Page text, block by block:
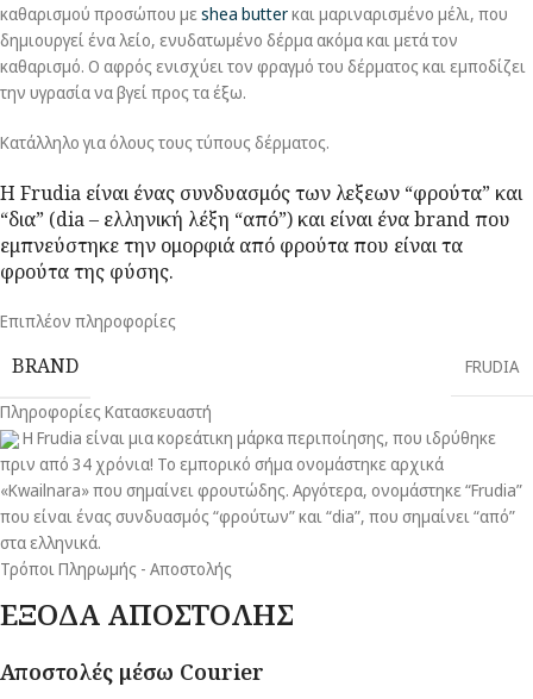
καθαρισμού προσώπου μεshea butterκαι μαριναρισμένο μέλι, που
δημιουργεί ένα λείο, ενυδατωμένο δέρμα ακόμα και μετά τον
καθαρισμό. Ο αφρός ενισχύει τον φραγμό του δέρματος και εμποδίζει
την υγρασία να βγεί προς τα έξω.
Κατάλληλο για όλους τους τύπους δέρματος.
H Frudia είναι ένας συνδυασμός των λεξεων “φρούτα” και
“δια” (dia – ελληνική λέξη “από”) και είναι ένα brand που
εμπνεύστηκε την ομορφιά από φρούτα που είναι τα
φρούτα της φύσης.
Επιπλέον πληροφορίες
BRAND
FRUDIA
Πληροφορίες Κατασκευαστή
Η Frudia είναι μια κορεάτικη μάρκα περιποίησης, που ιδρύθηκε
πριν από 34 χρόνια! Το εμπορικό σήμα ονομάστηκε αρχικά
«Kwailnara» που σημαίνει φρουτώδης. Αργότερα, ονομάστηκε “Frudia”
που είναι ένας συνδυασμός “φρούτων” και “dia”, που σημαίνει “από”
στα ελληνικά.
Τρόποι Πληρωμής - Αποστολής
ΕΞΟΔΑ ΑΠΟΣΤΟΛΗΣ
Αποστολές μέσω Courier